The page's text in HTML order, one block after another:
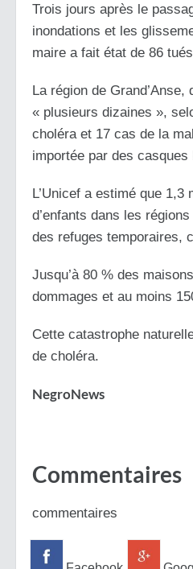
Trois jours après le
inondations et les
maire a fait état de 86
La région de
« plusieurs dizaines »,
choléra et 17 cas de la
importée par des
L’Unicef a estimé que
d’enfants dans les
des refuges temporaires,
Jusqu’à 80 % des
dommages et au moins
Cette catastrophe
de choléra.
NegroNews
Commentaires
commentaires